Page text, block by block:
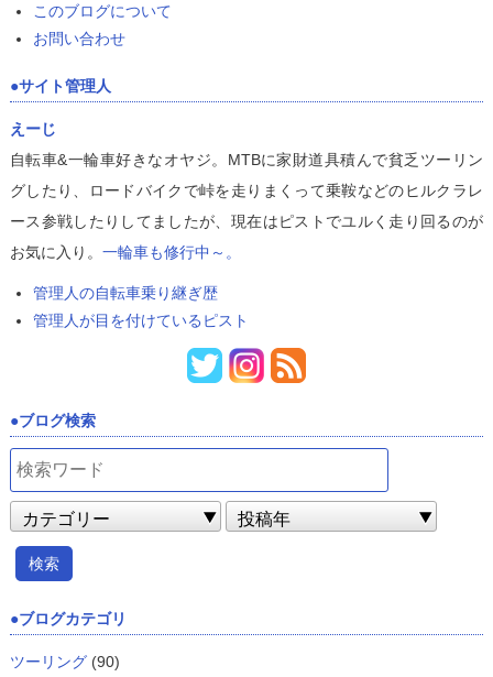
このブログについて
お問い合わせ
サイト管理人
えーじ
自転車&一輪車好きなオヤジ。MTBに家財道具積んで貧乏ツーリン
グしたり、ロードバイクで峠を走りまくって乗鞍などのヒルクラレ
ース参戦したりしてましたが、現在はピストでユルく走り回るのが
お気に入り。 一輪車も修行中～。
管理人の自転車乗り継ぎ歴
管理人が目を付けているピスト
ブログ検索
ブログカテゴリ
ツーリング(90)